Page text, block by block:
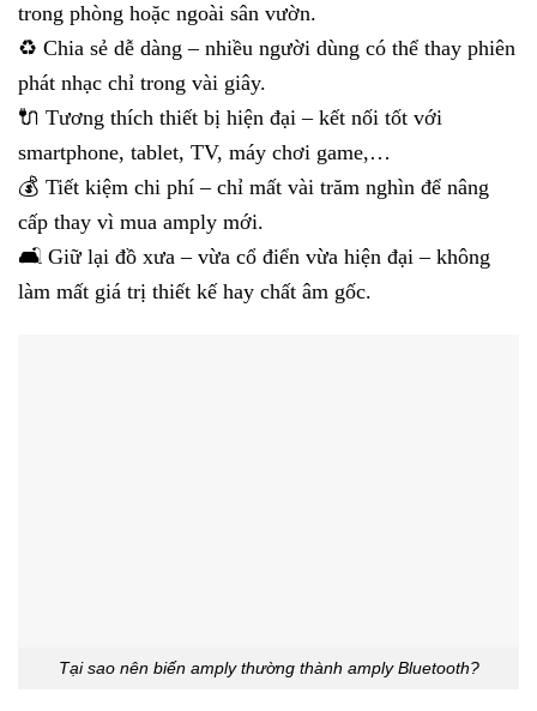
trong phòng hoặc ngoài sân vườn.
♻️ Chia sẻ dễ dàng – nhiều người dùng có thể thay phiên
phát nhạc chỉ trong vài giây.
🔌 Tương thích thiết bị hiện đại – kết nối tốt với
smartphone, tablet, TV, máy chơi game,…
💰 Tiết kiệm chi phí – chỉ mất vài trăm nghìn để nâng
cấp thay vì mua amply mới.
🛋️ Giữ lại đồ xưa – vừa cổ điển vừa hiện đại – không
làm mất giá trị thiết kế hay chất âm gốc.
Tại sao nên biến amply thường thành amply Bluetooth?